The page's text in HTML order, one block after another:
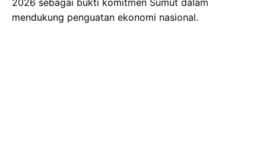
2026 sebagai bukti komitmen Sumut dalam
mendukung penguatan ekonomi nasional.